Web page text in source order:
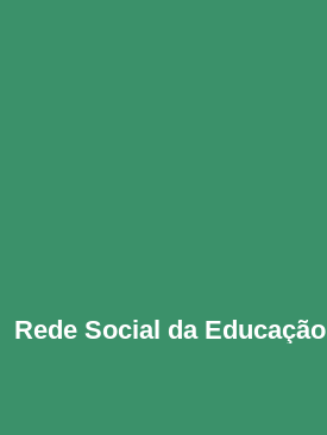
Rede Social da Educação